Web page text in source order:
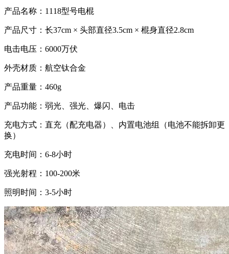
产品名称：1118型号电棍
产品尺寸：长37cm × 头部直径3.5cm × 棍身直径2.8cm
电击电压：6000万伏
外壳材质：航空钛合金
产品重量：460g
产品功能：弱光、强光、爆闪、电击
充电方式：直充（配充电器）、内置电池组（电池不能拆卸更
换）
充电时间：6-8小时
强光射程：100-200米
照明时间：3-5小时